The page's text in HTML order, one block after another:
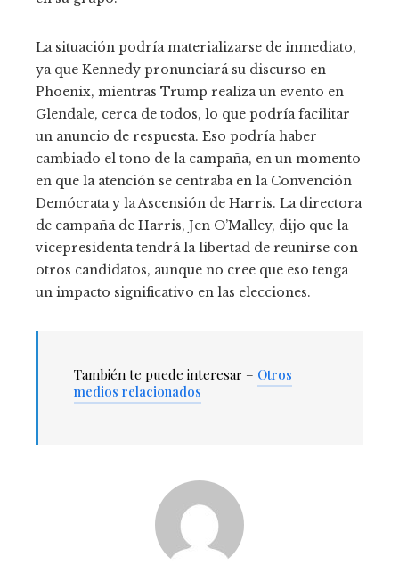
La situación podría materializarse de inmediato,
ya que Kennedy pronunciará su discurso en
Phoenix, mientras Trump realiza un evento en
Glendale, cerca de todos, lo que podría facilitar
un anuncio de respuesta. Eso podría haber
cambiado el tono de la campaña, en un momento
en que la atención se centraba en la Convención
Demócrata y la Ascensión de Harris. La directora
de campaña de Harris, Jen O’Malley, dijo que la
vicepresidenta tendrá la libertad de reunirse con
otros candidatos, aunque no cree que eso tenga
un impacto significativo en las elecciones.
También te puede interesar – Otros
medios relacionados